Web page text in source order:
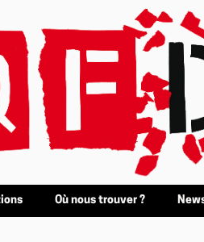
Où nous trouver ?